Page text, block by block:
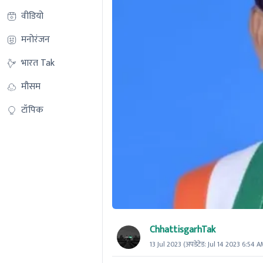
वीडियो
मनोरंजन
भारत Tak
मौसम
टॉपिक
ChhattisgarhTak
13 Jul 2023 (अपडेटेड: Jul 14 2023 6:54